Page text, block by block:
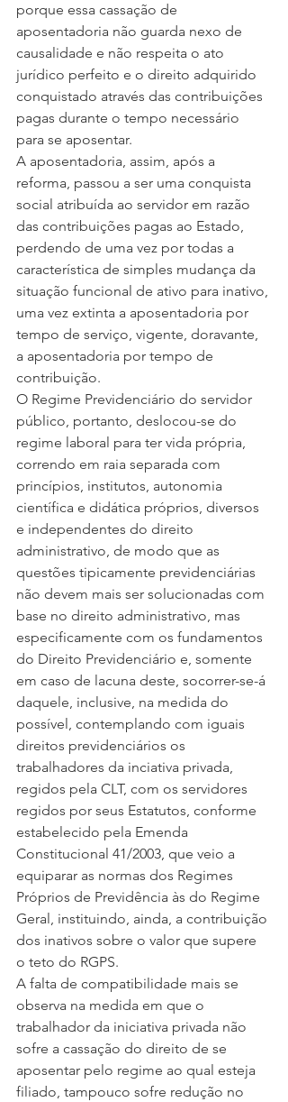
porque essa cassação de
aposentadoria não guarda nexo de
causalidade e não respeita o ato
jurídico perfeito e o direito adquirido
conquistado através das contribuições
pagas durante o tempo necessário
para se aposentar.
A aposentadoria, assim, após a
reforma, passou a ser uma conquista
social atribuída ao servidor em razão
das contribuições pagas ao Estado,
perdendo de uma vez por todas a
característica de simples mudança da
situação funcional de ativo para inativo,
uma vez extinta a aposentadoria por
tempo de serviço, vigente, doravante,
a aposentadoria por tempo de
contribuição.
O Regime Previdenciário do servidor
público, portanto, deslocou-se do
regime laboral para ter vida própria,
correndo em raia separada com
princípios, institutos, autonomia
científica e didática próprios, diversos
e independentes do direito
administrativo, de modo que as
questões tipicamente previdenciárias
não devem mais ser solucionadas com
base no direito administrativo, mas
especificamente com os fundamentos
do Direito Previdenciário e, somente
em caso de lacuna deste, socorrer-se-á
daquele, inclusive, na medida do
possível, contemplando com iguais
direitos previdenciários os
trabalhadores da inciativa privada,
regidos pela CLT, com os servidores
regidos por seus Estatutos, conforme
estabelecido pela Emenda
Constitucional 41/2003, que veio a
equiparar as normas dos Regimes
Próprios de Previdência às do Regime
Geral, instituindo, ainda, a contribuição
dos inativos sobre o valor que supere
o teto do RGPS.
A falta de compatibilidade mais se
observa na medida em que o
trabalhador da iniciativa privada não
sofre a cassação do direito de se
aposentar pelo regime ao qual esteja
filiado, tampouco sofre redução no